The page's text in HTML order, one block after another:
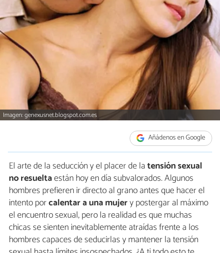
Imagen: genexusnet.blogspot.com.es
Añádenos en Google
El arte de la seducción y el placer de latensión sexual
no resueltaestán hoy en día subvalorados. Algunos
hombres prefieren ir directo al grano antes que hacer el
intento porcalentar a una mujery postergar al máximo
el encuentro sexual, pero la realidad es que muchas
chicas se sienten inevitablemente atraídas frente a los
hombres capaces de seducirlas y mantener la tensión